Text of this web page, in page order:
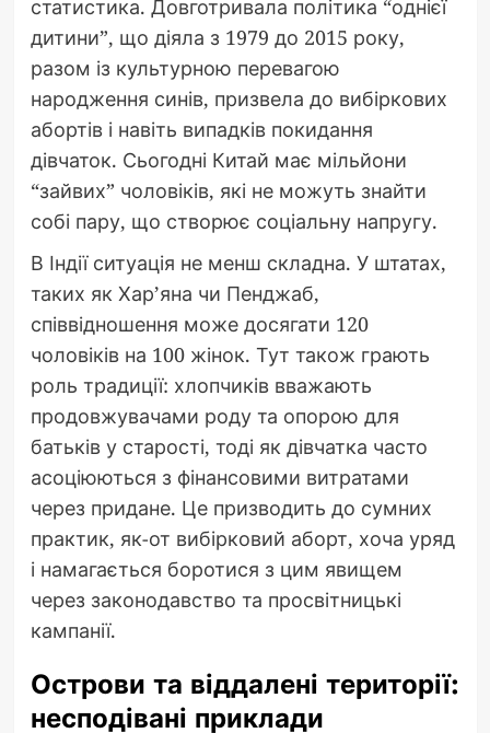
статистика. Довготривала політика “однієї
дитини”, що діяла з 1979 до 2015 року,
разом із культурною перевагою
народження синів, призвела до вибіркових
абортів і навіть випадків покидання
дівчаток. Сьогодні Китай має мільйони
“зайвих” чоловіків, які не можуть знайти
собі пару, що створює соціальну напругу.
В Індії ситуація не менш складна. У штатах,
таких як Хар’яна чи Пенджаб,
співвідношення може досягати 120
чоловіків на 100 жінок. Тут також грають
роль традиції: хлопчиків вважають
продовжувачами роду та опорою для
батьків у старості, тоді як дівчатка часто
асоціюються з фінансовими витратами
через придане. Це призводить до сумних
практик, як-от вибірковий аборт, хоча уряд
і намагається боротися з цим явищем
через законодавство та просвітницькі
кампанії.
Острови та віддалені території:
несподівані приклади